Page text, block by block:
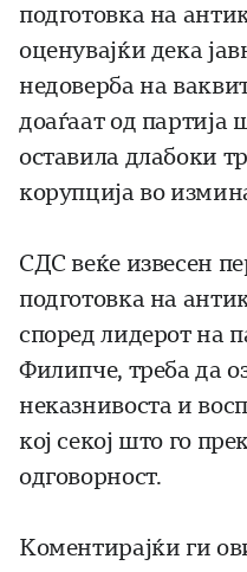
подготовка на
оценувајќи дека
недоверба на
доаѓаат од партија
оставила длабоки
корупција во
СДС веќе извесен
подготовка на
според лидерот на
Филипче, треба да
неказнивоста и
кој секој што го
одговорност.
Коментирајќи ги